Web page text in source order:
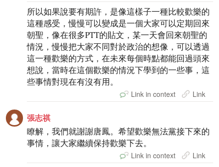
所以如果說要有期許，是像這樣子一種比較歡樂的
這種感受，慢慢可以變成是一個大家可以定期回來
朝聖，像在很多PTT的貼文，某一天會回來朝聖的
情況，慢慢把大家不同對於政治的想像，可以透過
這一種歡樂的方式，在未來每個時點都能回過頭來
想說，當時在這個歡樂的情況下學到的一些事，這
些事情對現在有沒有用。
Link in context Link
張志祺
瞭解，我們就謝謝唐鳳。希望歡樂無法黨接下來的
事情，讓大家繼續保持歡樂下去。
Link in context Link